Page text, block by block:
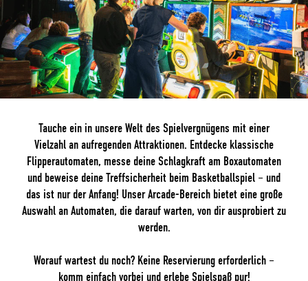
Tauche ein in unsere Welt des Spielvergnügens mit einer
Vielzahl an aufregenden Attraktionen. Entdecke klassische
Flipperautomaten, messe deine Schlagkraft am Boxautomaten
und beweise deine Treffsicherheit beim Basketballspiel – und
das ist nur der Anfang! Unser Arcade-Bereich bietet eine große
Auswahl an Automaten, die darauf warten, von dir ausprobiert zu
werden.
Worauf wartest du noch? Keine Reservierung erforderlich –
komm einfach vorbei und erlebe Spielspaß pur!